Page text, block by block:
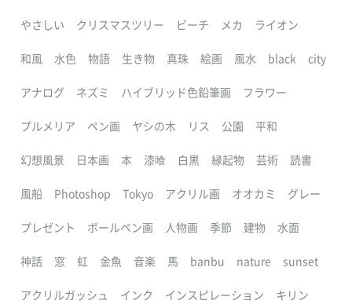
やさしい クリスマスツリー ビーチ メカ ライオン
和風 水色 物語 生き物 真珠 絵画 風水 black city
アナログ ネズミ ハイブリッド色鉛筆画 フラワー
プルメリア ペン画 ヤシの木 リス 公園 平和
幻想風景 日本画 本 漆喰 白黒 縁起物 芸術 読書
風船 Photoshop Tokyo アクリル画 オオカミ グレー
プレゼント ボールペン画 人物画 季節 建物 水面
神話 窓 虹 金魚 音楽 馬 banbu nature sunset
アクリルガッシュ インク インスピレーション キリン